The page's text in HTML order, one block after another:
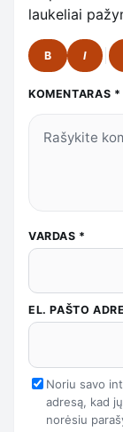
laukeliai
B I
KOMENTARAS *
VARDAS *
EL. PAŠTO
Noriu savo
adresą, kad
norėsiu